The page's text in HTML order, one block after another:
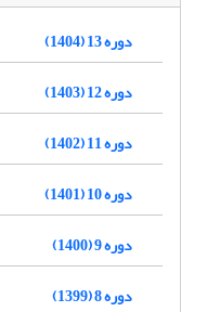
دوره 13 (1404)
دوره 12 (1403)
دوره 11 (1402)
دوره 10 (1401)
دوره 9 (1400)
دوره 8 (1399)